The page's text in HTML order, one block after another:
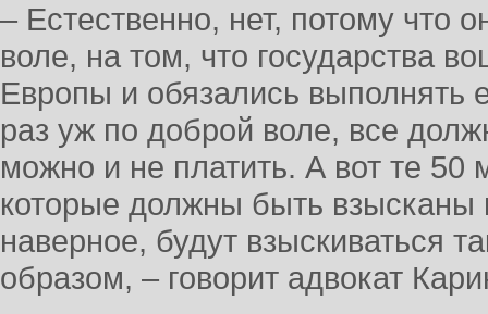
– Естественно, нет, потому что
воле, на том, что государства
Европы и обязались выполнять
раз уж по доброй воле, все
можно и не платить. А вот те 50
которые должны быть взысканы
наверное, будут взыскиваться
образом, – говорит адвокат